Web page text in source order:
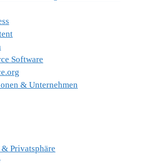
Software
& Unternehmen
Privatsphäre